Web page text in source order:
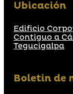
Ubicación
Edificio
Contiguo a
Tegucigalpa
Boletin de